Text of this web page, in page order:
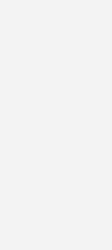
So
nach
gleichzeitig
Kapazitäten
darf.
vom ersten
noch nicht
Quentin
von
700 MW in der
für 2021